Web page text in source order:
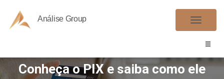
Análise Group
A
E
Conheça o PIX e saiba como ele